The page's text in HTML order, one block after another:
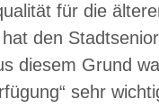
für die
den
diesem Grund
sehr